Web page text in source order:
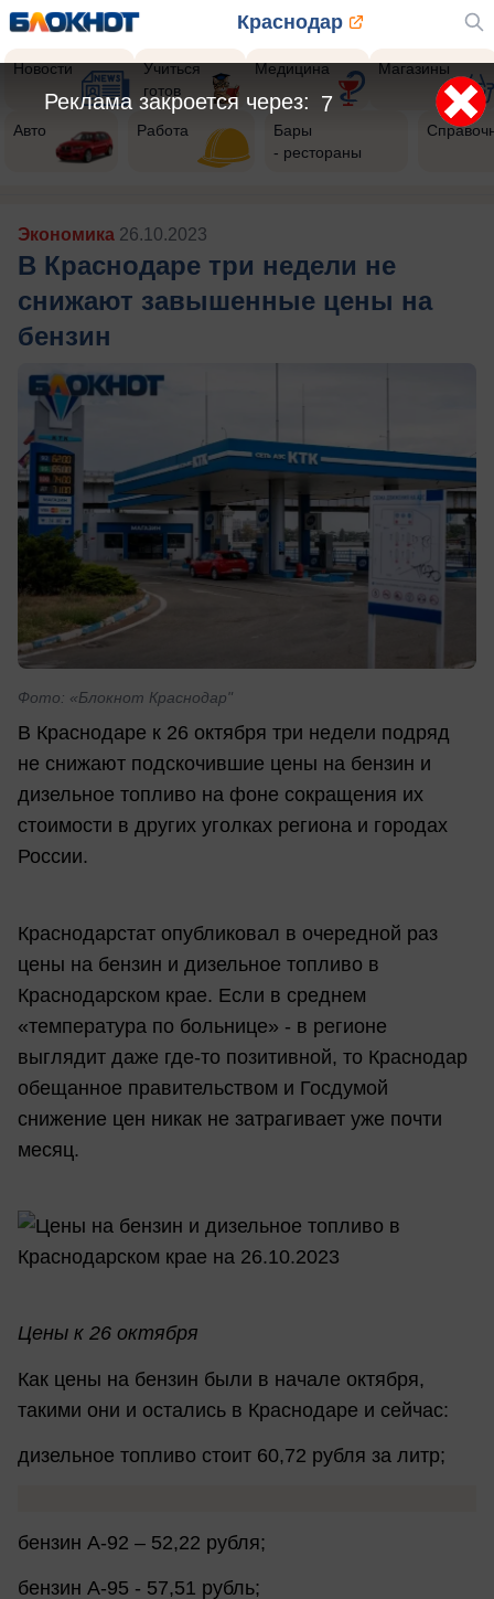
Краснодар
Новости
Учиться
готов
Медицина Магазины
Авто Работа
Бары
- рестораны
Экономика 26.10.2023
В Краснодаре три недели не
снижают завышенные цены на
бензин
Фото: «Блокнот Краснодар"
В Краснодаре к 26 октября три недели подряд
не снижают подскочившие цены на бензин и
дизельное топливо на фоне сокращения их
стоимости в других уголках региона и городах
России.
Краснодарстат опубликовал в очередной раз
цены на бензин и дизельное топливо в
Краснодарском крае. Если в среднем
«температура по больнице» - в регионе
выглядит даже где-то позитивной, то Краснодар
обещанное правительством и Госдумой
снижение цен никак не затрагивает уже почти
месяц.
Цены к 26 октября
Как цены на бензин были в начале октября,
такими они и остались в Краснодаре и сейчас:
дизельное топливо стоит 60,72 рубля за литр;
бензин А-92 – 52,22 рубля;
бензин А-95 - 57,51 рубль;
5
Реклама закроется через: